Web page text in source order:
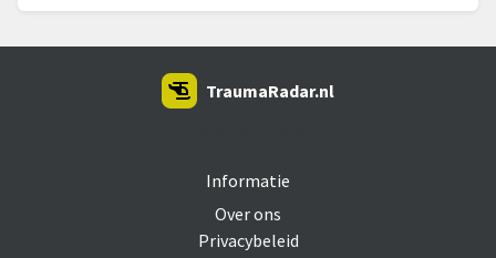
Informatie
Over ons
Privacybeleid
TraumaRadar.nl